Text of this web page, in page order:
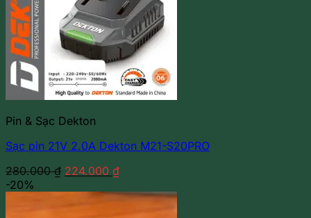
Pin & Sạc Dekton
Sạc pin 21V 2.0A Dekton M21-S20PRO
280.000₫ Giá
224.000 ₫Giá
tại
-20%